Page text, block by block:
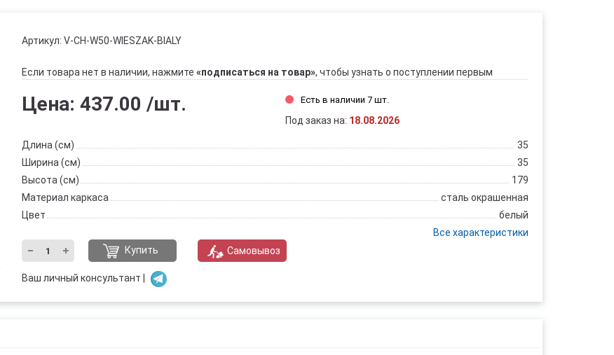
Артикул: V-CH-W50-WIESZAK-BIALY
Если товара нет в наличии, нажмите «подписаться на товар», чтобы узнать о поступлении первым
Цена: 437.00 /шт. Есть в наличии 7 шт.
Под заказ на: 18.08.2026
Длина (см)
35
Ширина (см)
35
Высота (см)
179
Материал каркаса
сталь окрашенная
Цвет
белый
Все характеристики
Купить
Самовывоз
Ваш личный консультант |